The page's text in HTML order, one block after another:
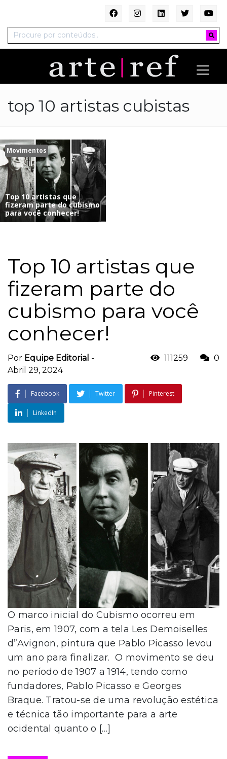
top 10 artistas cubistas
Movimentos
Top 10 artistas que
fizeram parte do cubismo
para você conhecer!
Top 10 artistas que
fizeram parte do
cubismo para você
conhecer!
Por Equipe Editorial -
Abril 29, 2024
111259 0
Facebook Twitter Pinterest
LinkedIn
O marco inicial do Cubismo ocorreu em
Paris, em 1907, com a tela Les Demoiselles
d”Avignon, pintura que Pablo Picasso levou
um ano para finalizar. O movimento se deu
no período de 1907 a 1914, tendo como
fundadores, Pablo Picasso e Georges
Braque. Tratou-se de uma revolução estética
e técnica tão importante para a arte
ocidental quanto o […]